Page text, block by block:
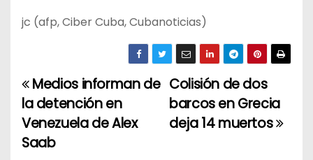
jc (afp, Ciber Cuba, Cubanoticias)
N
a
v
Colisión de dos
barcos en Grecia
deja 14 muertos
Medios informan de
la detención en
Venezuela de Alex
Saab